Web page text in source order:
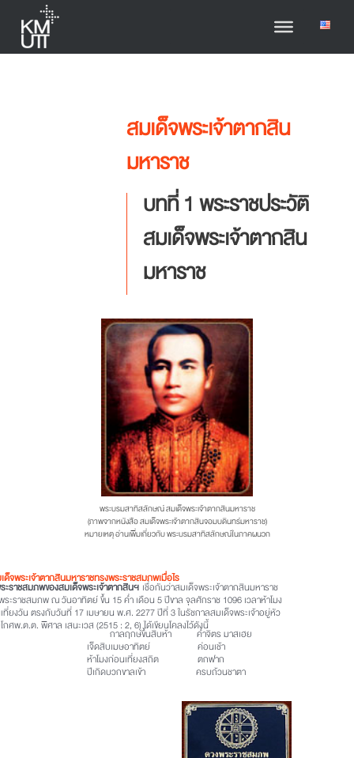
สมเด็จพระเจ้าตากสิน
มหาราช
บทที่ 1 พระราชประวัติ
สมเด็จพระเจ้าตากสิน
มหาราช
พระบรมสาทิสลักษณ์ สมเด็จพระเจ้าตากสินมหาราช
(ภาพจากหนังสือ สมเด็จพระเจ้าตากสินจอมบดินทร์มหาราช)
หมายเหตุ อ่านเพิ่มเกี่ยวกับ พระบรมสาทิสลักษณ์ในภาคผนวก
ด็จพระเจ้าตากสินมหาราชทรงพระราชสมภพเมื่อไร
ะราชสมภพของสมเด็จพระเจ้าตากสินฯ เชื่อกันว่าสมเด็จพระเจ้าตากสินมหาราช
ระราชสมภพ ณ วันอาทิตย์ ขึ้น 15 ค่ำ เดือน 5 ปีขาล จุลศักราช 1096 เวลาห้าโมง
ที่ยงวัน ตรงกับวันที่ 17 เมษายน พ.ศ. 2277 ปีที่ 3 ในรัชกาลสมเด็จพระเจ้าอยู่หัว
กศพ.ต.ต. พิศาล เสนะเวส (2515 : 2, 6) ได้เขียนโคลงไว้ดังนี้
กาลฤกษ์ขึ้นสิบห้า ค่ำจิตร มาสเฮย
เจ็ดสิบเมษอาทิตย์ ค่อนเช้า
ห้าโมงก่อนเที่ยงสถิต ตกฟาก
ปีเกิดบวกขาลเข้า ครบถ้วนชาตา